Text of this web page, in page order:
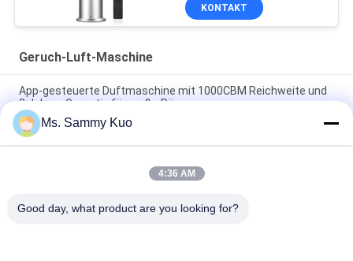
KONTAKT
Geruch-Luft-Maschine
App-gesteuerte Duftmaschine mit 1000CBM Reichweite und
2 Jahren Garantie für große Räume
App-gesteuerte Duftluftmaschine mit 500CBM-Abdeckung
und langlebiger Metallhülle für kommerzielle Verwendung
WIFI 4G APP Steuerung 150ml Kapazität Leiser Betrieb Duft
Ms. Sammy Kuo
4:36 AM
Good day, what product are you looking for?